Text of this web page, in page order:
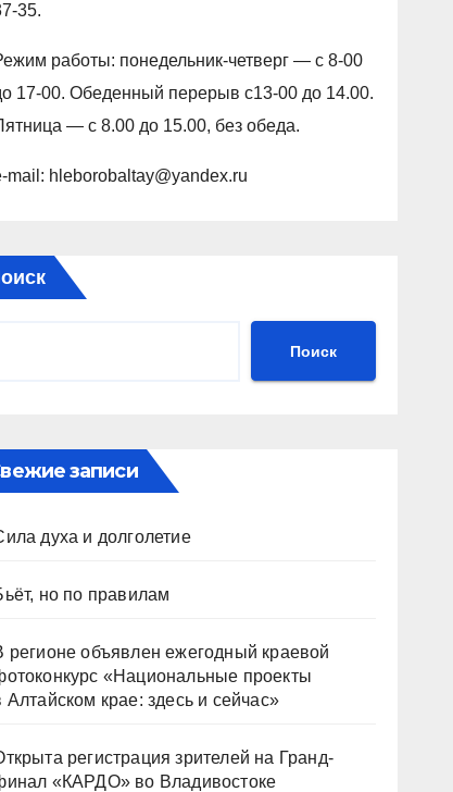
35.
работы: понедельник-четверг — с 8-00
17-00. Обеденный перерыв с13-00 до 14.00.
— с 8.00 до 15.00, без обеда.
mail: hleborobaltay@yandex.ru
Поиск
записи
духа и долголетие
но по правилам
регионе объявлен ежегодный краевой
«Национальные проекты
Алтайском крае: здесь и сейчас»
регистрация зрителей на Гранд-
«КАРДО» во Владивостоке